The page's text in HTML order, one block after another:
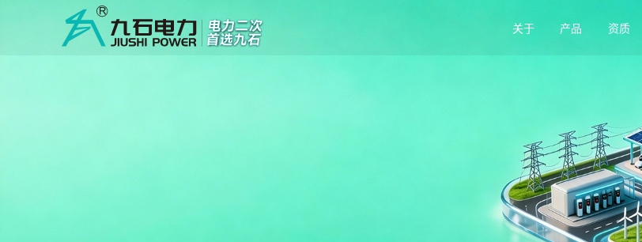
关于 产品 资质